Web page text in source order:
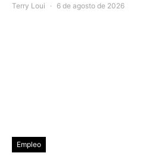
Terry Loui 6 de agosto de 2026
Empleo